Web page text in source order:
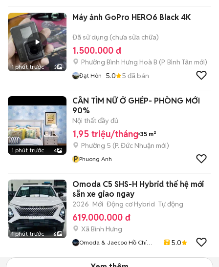
1 phút trước 3
Máy ảnh GoPro HERO6 Black 4K
Đã sử dụng (chưa sửa chữa)
1.500.000 đ
Phường Bình Hưng Hoà B (P. Bình Tân mới)
Đạt Hòn 5.0 5 đã bán
1 phút trước 4
CẦN TÌM NỮ Ở GHÉP- PHÒNG MỚI
90%
Nội thất đầy đủ
1,95 triệu/tháng 35 m²
Phường 5 (P. Đức Nhuận mới)
P Phuong Anh
1 phút trước 6
Omoda C5 SHS-H Hybrid thế hệ mới
sẵn xe giao ngay
2026 Mới Động cơ Hybrid Tự động
619.000.000 đ
Xã Bình Hưng
Omoda & Jaecoo Hồ Chí
5.0